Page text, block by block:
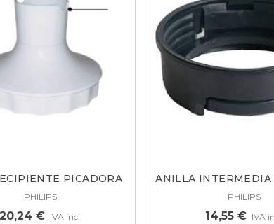
PICADORA
HR1366...
PHILIPS
20,24 € IVA incl.
ANILLA INTERMEDIA
VASO...
PHILIPS
14,55 € IVA